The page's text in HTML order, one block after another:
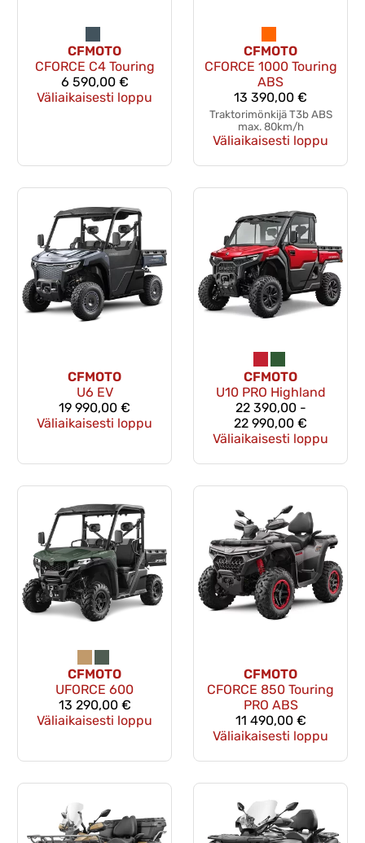
CFMOTO
CFORCE C4 Touring
6 590,00 €
Väliaikaisesti loppu
CFMOTO
CFORCE 1000 Touring
ABS
13 390,00 €
Traktorimönkijä T3b ABS
max. 80km/h
Väliaikaisesti loppu
CFMOTO
U6 EV
19 990,00 €
Väliaikaisesti loppu
CFMOTO
U10 PRO Highland
22 390,00 -
22 990,00 €
Väliaikaisesti loppu
CFMOTO
UFORCE 600
13 290,00 €
Väliaikaisesti loppu
CFMOTO
CFORCE 850 Touring
PRO ABS
11 490,00 €
Väliaikaisesti loppu